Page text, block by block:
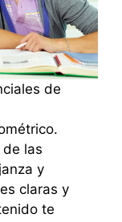
de
las
y
claras y
te